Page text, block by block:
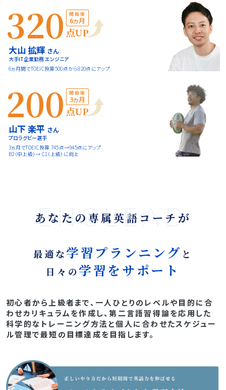
320 開始後
6ヵ月
点UP
大山 拡輝 さん
大手IT企業勤務 エンジニア
6ヵ月間でTOEIC換算500点から820点にアップ
200 開始後
3ヵ月
点UP
山下 楽平 さん
プロラグビー選手
3ヵ月でTOEIC換算 745点→945点にアップ
B2（中上級）→ C1（上級）に向上
ENGLEAD
あなたの 専属英語コーチ が
最適な学習プランニング と
日々の学習をサポート
初心者から上級者まで、一人ひとりのレベルや目的に合
わせカリキュラムを作成し、第二言語習得論を応用した
科学的なトレーニング方法と個人に合わせたスケジュー
ル管理で最短の目標達成を目指します。